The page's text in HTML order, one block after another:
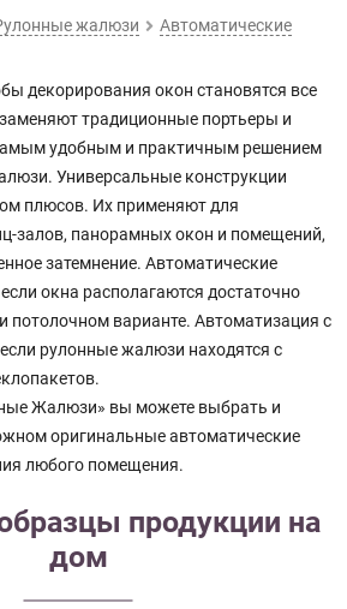
жалюзи Автоматические
декорирования окон становятся все
традиционные портьеры и
удобным и практичным решением
Универсальные конструкции
плюсов. Их применяют для
залов, панорамных окон и помещений,
затемнение. Автоматические
окна располагаются достаточно
потолочном варианте. Автоматизация с
рулонные жалюзи находятся с
Жалюзи» вы можете выбрать и
оригинальные автоматические
любого помещения.
продукции на
дом